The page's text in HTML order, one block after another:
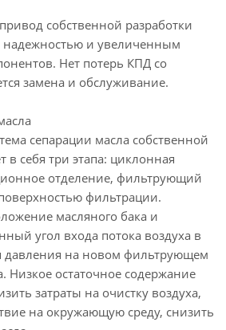
собственной разработки
надежностью и увеличенным
Нет потерь КПД со
замена и обслуживание.
сепарации масла собственной
в себя три этапа: циклонная
отделение, фильтрующий
фильтрации.
масляного бака и
угол входа потока воздуха в
давления на новом фильтрующем
Низкое остаточное содержание
затраты на очистку воздуха,
на окружающую среду, снизить